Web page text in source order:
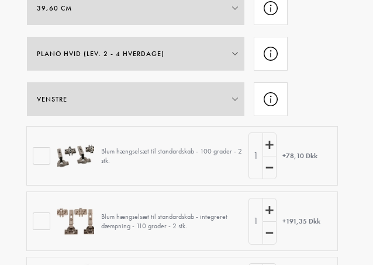
Blum hængselsæt til standardskab - 100 grader - 2
stk.
1 +78,10 Dkk
Blum hængselsæt til standardskab - integreret
dæmpning - 110 grader - 2 stk.
1 +191,35 Dkk